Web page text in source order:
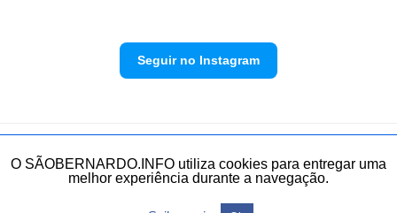
Seguir no Instagram
Política de privacidade Envie sua denúncia
O SÃOBERNARDO.INFO utiliza cookies para entregar uma
melhor experiência durante a navegação.